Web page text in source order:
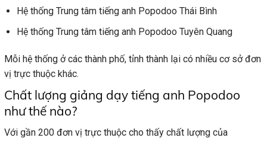
Hệ thống Trung tâm tiếng anh Popodoo Thái Bình
Hệ thống Trung tâm tiếng anh Popodoo Tuyên Quang
Mỗi hệ thống ở các thành phố, tỉnh thành lại có nhiều cơ sở đơn
vị trực thuộc khác.
Chất lượng giảng dạy tiếng anh Popodoo
như thế nào?
Với gần 200 đơn vị trực thuộc cho thấy chất lượng của